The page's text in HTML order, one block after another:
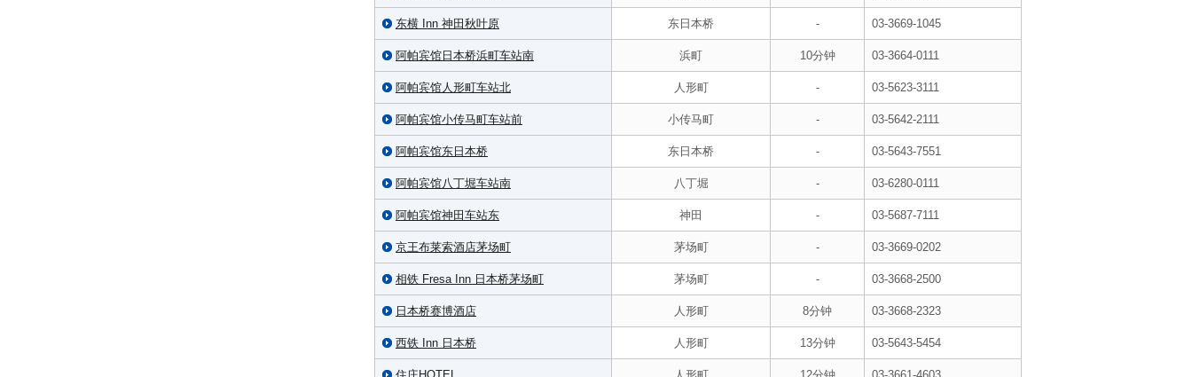
东横 Inn 神田秋叶原 东日本桥 - 03-3669-1045
阿帕宾馆日本桥浜町车站南 浜町 10分钟 03-3664-0111
阿帕宾馆人形町车站北 人形町 - 03-5623-3111
阿帕宾馆小传马町车站前 小传马町 - 03-5642-2111
阿帕宾馆东日本桥 东日本桥 - 03-5643-7551
阿帕宾馆八丁堀车站南 八丁堀 - 03-6280-0111
阿帕宾馆神田车站东 神田 - 03-5687-7111
京王布莱索酒店茅场町 茅场町 - 03-3669-0202
相铁 Fresa Inn 日本桥茅场町 茅场町 - 03-3668-2500
日本桥赛博酒店 人形町 8分钟 03-3668-2323
西铁 Inn 日本桥 人形町 13分钟 03-5643-5454